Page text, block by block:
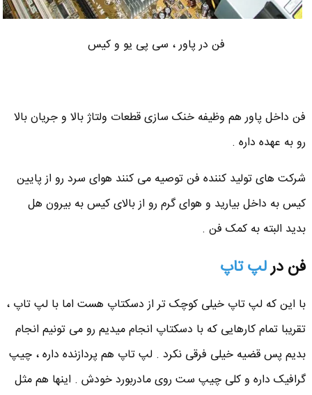
فن در پاور ، سی پی یو و کیس
فن داخل پاور هم وظیفه خنک سازی قطعات ولتاژ بالا و جریان بالا
رو به عهده داره .
شرکت های تولید کننده فن توصیه می کنند هوای سرد رو از پایین
کیس به داخل بیارید و هوای گرم رو از بالای کیس به بیرون هل
بدید البته به کمک فن .
فن درلپ تاپ
با این که لپ تاپ خیلی کوچک تر از دسکتاپ هست اما با لپ تاپ ،
تقریبا تمام کارهایی که با دسکتاپ انجام میدیم رو می تونیم انجام
بدیم پس قضیه خیلی فرقی نکرد . لپ تاپ هم پردازنده داره ، چیپ
گرافیک داره و کلی چیپ ست روی مادربورد خودش . اینها هم مثل